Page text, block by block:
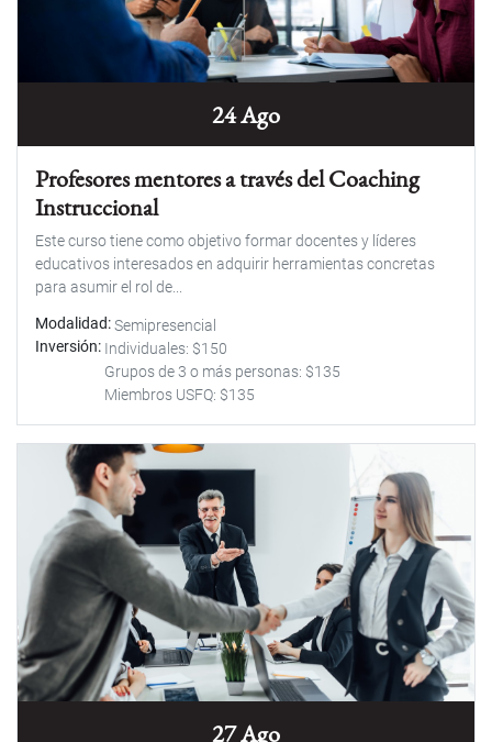
24 Ago
Profesores mentores a través del Coaching
Instruccional
Este curso tiene como objetivo formar docentes y líderes
educativos interesados en adquirir herramientas concretas
para asumir el rol de...
Modalidad Semipresencial
Inversión Individuales: $150
Grupos de 3 o más personas: $135
Miembros USFQ: $135
27 Ago